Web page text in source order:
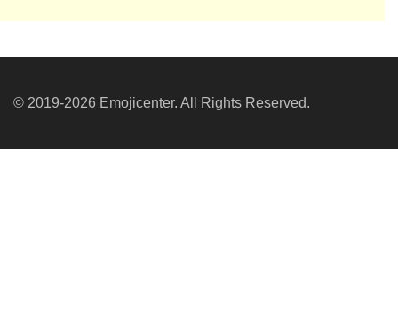
© 2019-2026 Emojicenter. All Rights Reserved.